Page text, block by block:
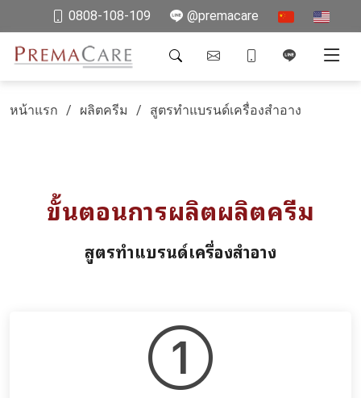
0808-108-109 @premacare
หน้าแรก ผลิตครีม สูตรทำแบรนด์เครื่องสำอาง
ขั้นตอนการผลิตผลิตครีม
สูตรทำแบรนด์เครื่องสำอาง